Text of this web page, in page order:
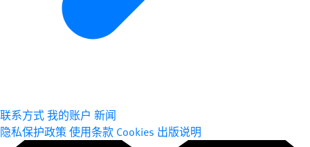
联系方式我的账户 新闻
隐私保护政策使用条款 Cookies 出版说明